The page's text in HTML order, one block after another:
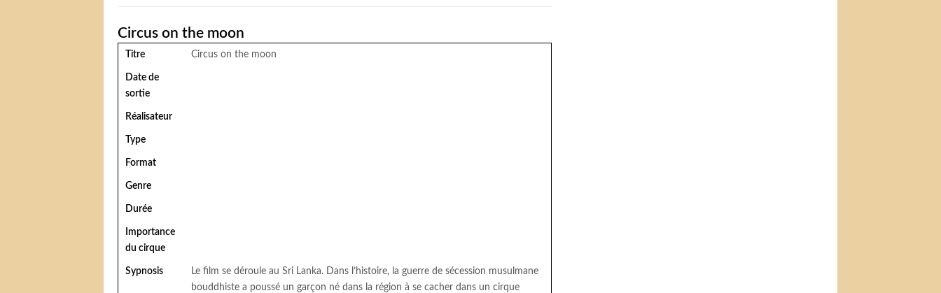
Circus on the moon
Titre Circus on the moon
Date de
sortie
Réalisateur
Type
Format
Genre
Durée
Importance
du cirque
Sypnosis
Le film se déroule au Sri Lanka. Dans l’histoire, la guerre de sécession musulmane
bouddhiste a poussé un garçon né dans la région à se cacher dans un cirque